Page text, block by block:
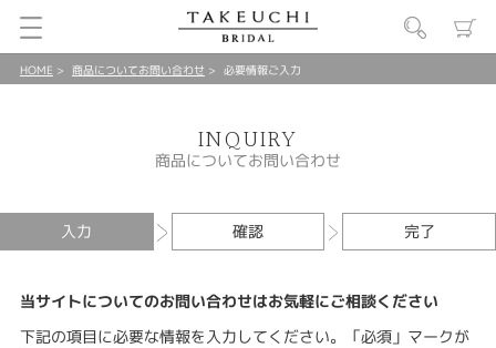
HOME 商品についてお問い合わせ 必要情報ご入力
INQUIRY
商品についてお問い合わせ
入力 確認 完了
当サイトについてのお問い合わせはお気軽にご相談ください
下記の項目に必要な情報を入力してください。「必須」マークが